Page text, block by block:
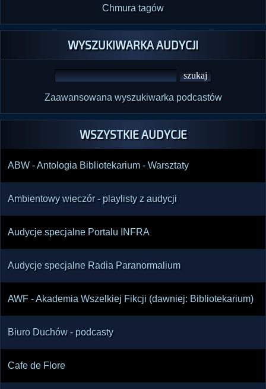
Chmura tagów
WYSZUKIWARKA AUDYCJI
Zaawansowana wyszukiwarka podcastów
WSZYSTKIE AUDYCJE
ABW - Antologia Bibliotekarium - Warsztaty
Ambientowy wieczór - playlisty z audycji
Audycje specjalne Portalu INFRA
Audycje specjalne Radia Paranormalium
AWF - Akademia Wszelkiej Fikcji (dawniej: Bibliotekarium)
Biuro Duchów - podcasty
Cafe de Flore